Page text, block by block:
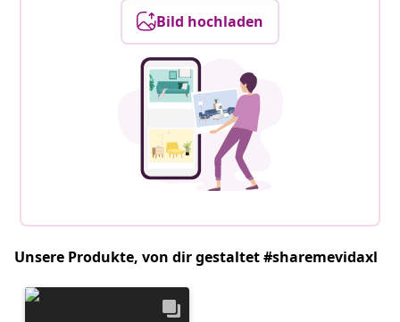
Bild hochladen
Unsere Produkte, von dir gestaltet #sharemevidaxl